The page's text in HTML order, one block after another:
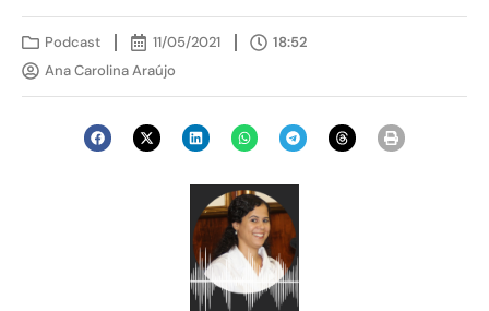
Podcast 11/05/2021
18:52
Ana Carolina Araújo